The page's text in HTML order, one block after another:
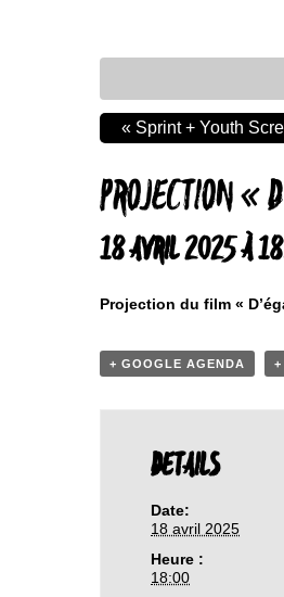
PROJECTION «
18 AVRIL 2025 À
« Sprint + Youth
Projection du film «
+ GOOGLE AGENDA
DETAILS
Date:
18 avril 2025
Heure :
18:00